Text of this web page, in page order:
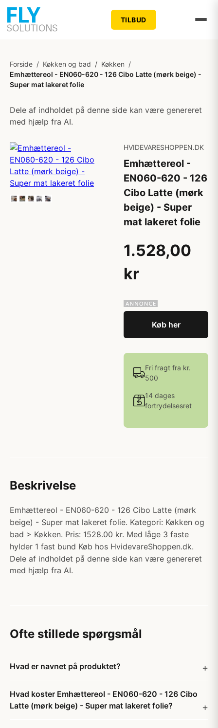
TILBUD
Forside / Køkken og bad / Køkken /
Emhættereol - EN060-620 - 126 Cibo Latte (mørk beige) -
Super mat lakeret folie
Dele af indholdet på denne side kan være genereret
med hjælp fra AI.
HVIDEVARESHOPPEN.DK
Emhættereol -
EN060-620 - 126
Cibo Latte (mørk
beige) - Super
mat lakeret folie
1.528,00
kr
Køb her
Fri fragt fra kr.
500
14 dages
fortrydelsesret
Beskrivelse
Emhættereol - EN060-620 - 126 Cibo Latte (mørk
beige) - Super mat lakeret folie. Kategori: Køkken og
bad > Køkken. Pris: 1528.00 kr. Med låge 3 faste
hylder 1 fast bund Køb hos HvidevareShoppen.dk.
Dele af indholdet på denne side kan være genereret
med hjælp fra AI.
Ofte stillede spørgsmål
Hvad er navnet på produktet?
Hvad koster Emhættereol - EN060-620 - 126 Cibo
Latte (mørk beige) - Super mat lakeret folie?